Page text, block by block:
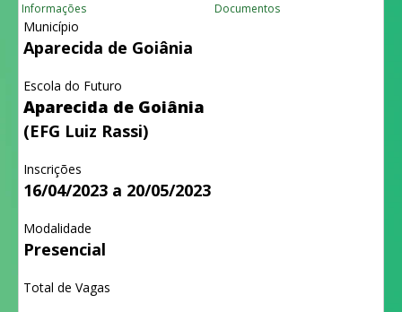
Informações Documentos
Município
Aparecida de Goiânia
Escola do Futuro
Aparecida de Goiânia
(EFG Luiz Rassi)
Inscrições
16/04/2023 a 20/05/2023
Modalidade
Presencial
Total de Vagas